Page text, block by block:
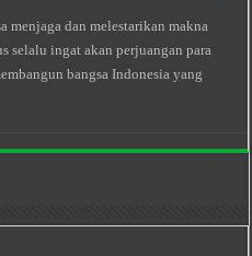
menjaga dan melestarikan makna
selalu ingat akan perjuangan para
bangsa Indonesia yang